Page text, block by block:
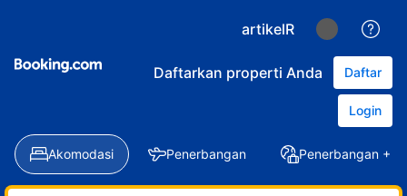
artikelR
Daftarkan properti Anda Daftar
Login
Akomodasi Penerbangan Penerbangan +